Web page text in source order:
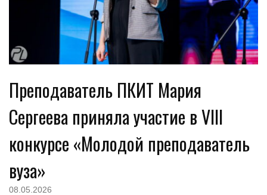
Преподаватель ПКИТ Мария
Сергеева приняла участие в VIII
конкурсе «Молодой преподаватель
вуза»
08.05.2026